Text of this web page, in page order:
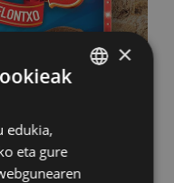
×
edukia,
eta gure